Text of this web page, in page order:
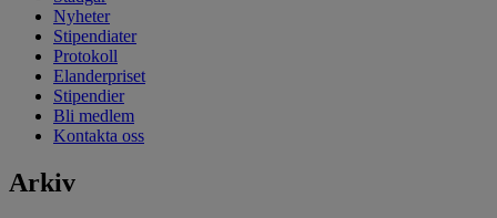
Nyheter
Stipendiater
Protokoll
Elanderpriset
Stipendier
Bli medlem
Kontakta oss
Arkiv